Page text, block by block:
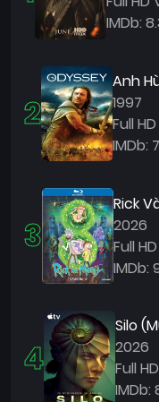
IMDb:
2
Anh
1997
Full
IMDb:
3
Rick
2026
Full
IMDb:
4
Silo
2026
Full
IMDb: